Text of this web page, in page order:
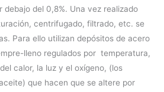
debajo del 0,8%. Una vez realizado
centrifugado, filtrado, etc. se
Para ello utilizan depósitos de acero
lleno regulados por temperatura,
calor, la luz y el oxígeno, (los
que hacen que se altere por